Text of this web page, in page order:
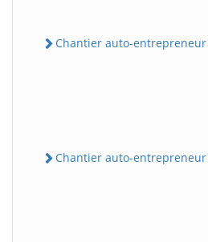
Chantier auto-entrepreneur
Chantier auto-entrepreneur